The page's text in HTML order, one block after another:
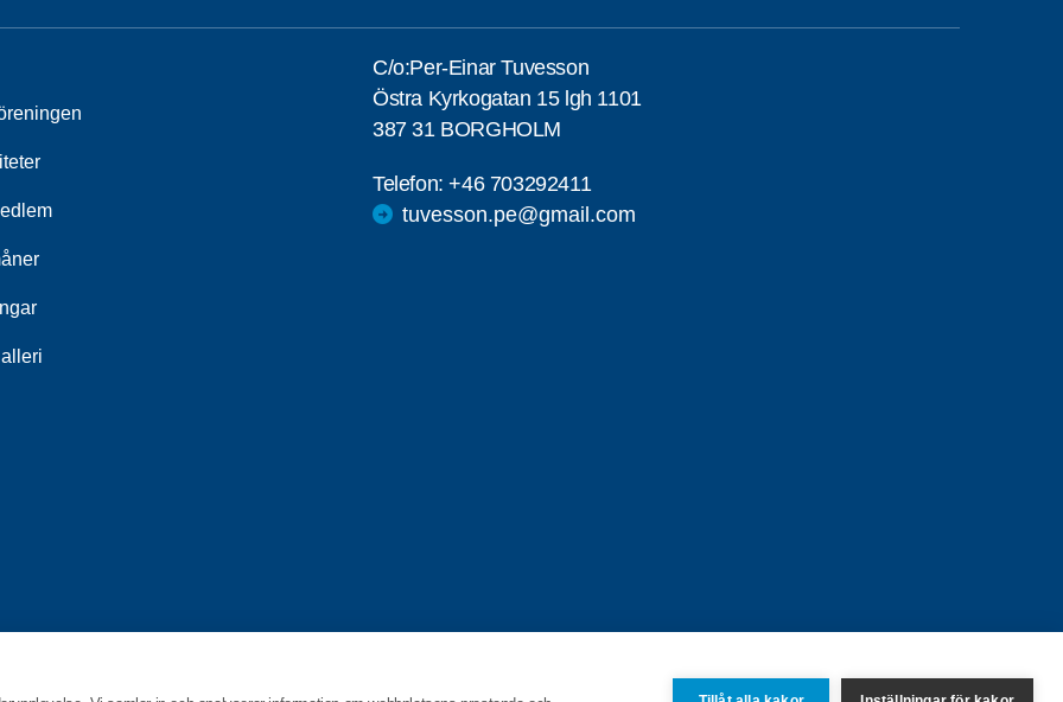
C/o:Per-Einar Tuvesson
Östra Kyrkogatan 15 lgh 1101
387 31 BORGHOLM
Telefon:+46 703292411
tuvesson.pe@gmail.com